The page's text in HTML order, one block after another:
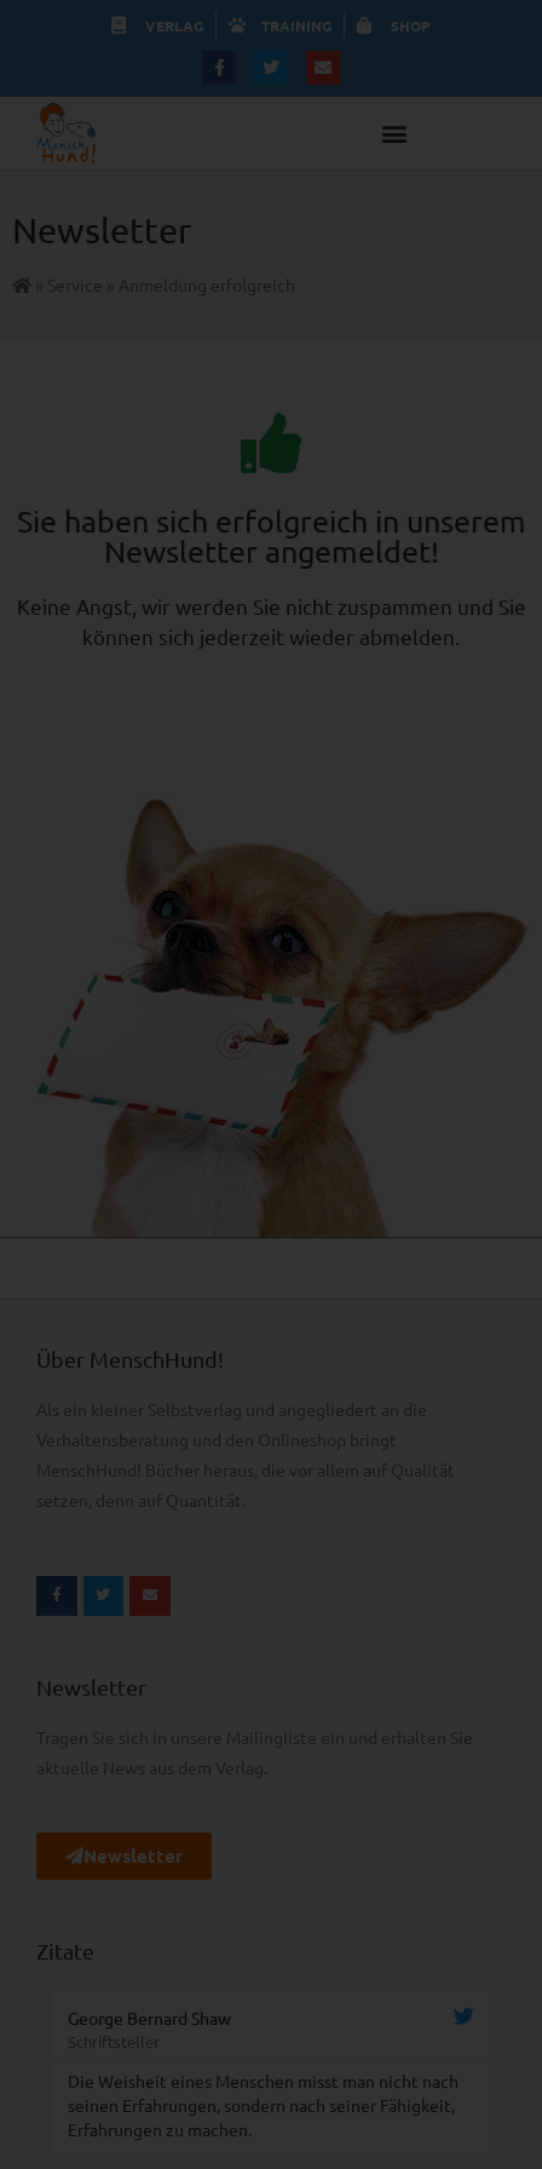
VERLAG TRAINING SHOP
Newsletter
» Service » Anmeldung erfolgreich
Sie haben sich erfolgreich in unserem
Newsletter angemeldet!
Keine Angst, wir werden Sie nicht zuspammen und Sie
können sich jederzeit wieder abmelden.
Über MenschHund!
Als ein kleiner Selbstverlag und angegliedert an die
Verhaltens­beratung und den Onlineshop bringt
MenschHund! Bücher heraus, die vor allem auf Qualität
setzen, denn auf Quantität.
Newsletter
Tragen Sie sich in unsere Mailingliste ein und erhalten Sie
aktuelle News aus dem Verlag.
Newsletter
Zitate
George Bernard Shaw
Schriftsteller
Die Weisheit eines Menschen misst man nicht nach
seinen Erfahrungen, sondern nach seiner Fähigkeit,
Erfahrungen zu machen.